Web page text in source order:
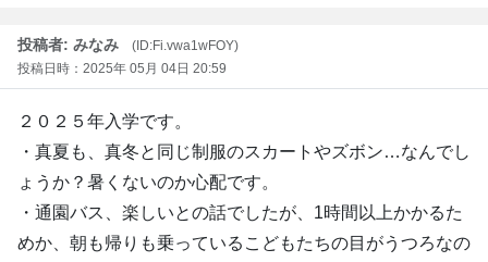
投稿者: みなみ
(ID:Fi.vwa1wFOY)
投稿日時：2025年 05月 04日 20:59
２０２５年入学です。
・真夏も、真冬と同じ制服のスカートやズボン…なんでし
ょうか？暑くないのか心配です。
・通園バス、楽しいとの話でしたが、1時間以上かかるた
めか、朝も帰りも乗っているこどもたちの目がうつろなの